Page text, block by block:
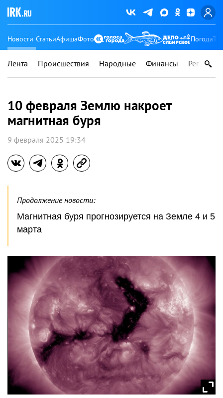
Новости СтатьиАфишаФото Погода
Лента Происшествия Народные Финансы Регионы
10 февраля Землю накроет
магнитная буря
9 февраля 2025 19:34
Продолжение новости:
Магнитная буря прогнозируется на Земле 4 и 5
марта